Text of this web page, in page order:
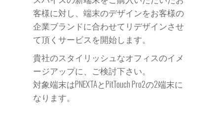
客様に対し、端末のデザインをお客様の
企業ブランドに合わせてリデザインさせ
て頂くサービスを開始します。
貴社のスタイリッシュなオフィスのイメ
ージアップに、ご検討下さい。
対象端末はPNEXTAとPitTouch Pro2の2端末に
なります。